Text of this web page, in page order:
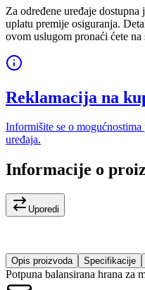
Za određene uređaje
uplatu premije osiguranja.
ovom uslugom pronaći ćete na
Reklamacija na
Informišite se o
uređaja.
Informacije o
Uporedi
Opis proizvoda Specifikacije
Potpuna balansirana hrana za